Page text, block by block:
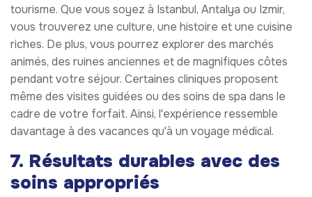
tourisme. Que vous soyez à Istanbul, Antalya ou Izmir,
vous trouverez une culture, une histoire et une cuisine
riches. De plus, vous pourrez explorer des marchés
animés, des ruines anciennes et de magnifiques côtes
pendant votre séjour. Certaines cliniques proposent
même des visites guidées ou des soins de spa dans le
cadre de votre forfait. Ainsi, l'expérience ressemble
davantage à des vacances qu'à un voyage médical.
7. Résultats durables avec des
soins appropriés